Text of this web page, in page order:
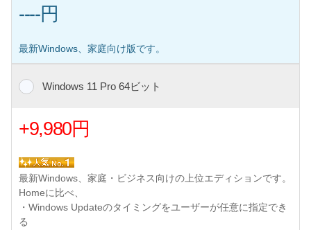
----円
最新Windows、家庭向け版です。
Windows 11 Pro 64ビット
+9,980円
最新Windows、家庭・ビジネス向けの上位エディションです。
Homeに比べ、
・Windows Updateのタイミングをユーザーが任意に指定でき
る